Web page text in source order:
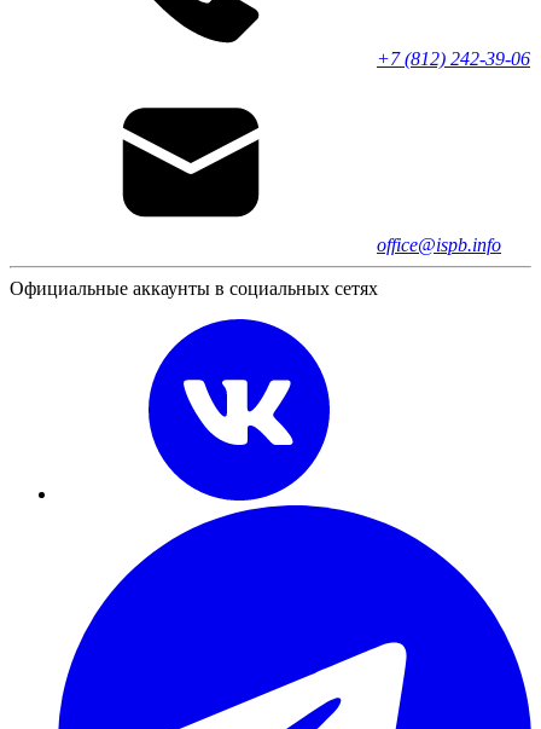
+7 (812) 242-39-06
office@ispb.info
Официальные аккаунты в социальных сетях